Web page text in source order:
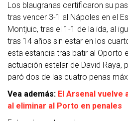
Los blaugranas certificaron su
tras vencer 3-1 al Nápoles en el
Montjuic, tras el 1-1 de la ida, al
tras 14 años sin estar en los
esta estancia tras batir al Oporto
actuación estelar de David Raya,
paró dos de las cuatro penas
Vea además: El Arsenal vuelve
al eliminar al Porto en penales